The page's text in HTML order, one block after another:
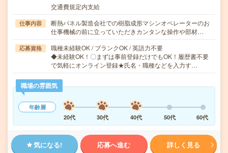
交通費規定内支給
仕事内容
断熱パネル製造会社での樹脂成形マシンオペレーターのお
仕事機械の前に立っていただきカンタンな操作や部材…
応募資格
職種未経験OK / ブランクOK / 英語力不要
◆未経験OK！〇まずは事前登録だけでもOK！履歴書不要
で気軽にオンライン登録★氏名・職種などを入力す…
職場の雰囲気
年齢層
20代
30代 40代 50代 60代
気になる! 応募へ進む 詳しく見る